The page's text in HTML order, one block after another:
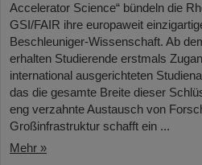
Accelerator Science“ bündeln die
GSI/FAIR ihre europaweit
Beschleuniger-Wissenschaft. Ab
erhalten Studierende erstmals
international ausgerichteten
das die gesamte Breite dieser
eng verzahnte Austausch von
Großinfrastruktur schafft ein ...
Mehr »